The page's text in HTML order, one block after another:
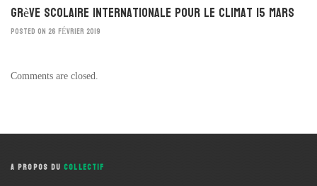
Grève scolaire internationale pour le climat 15 mars
POSTED ON 26 FÉVRIER 2019
Comments are closed.
A PROPOS DUCOLLECTIF